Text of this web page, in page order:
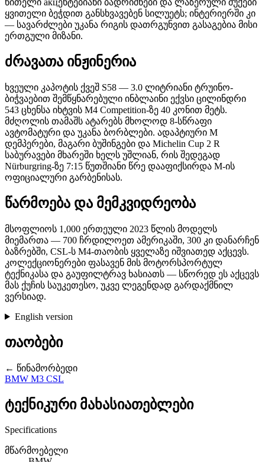
წითელი акцენტებიანი ბადრიშნები და ლაზერული შუქები
ყვითელი ბეჭდით განსხვავებენ სილუეტს; ინტერიერში კი
— სავარძლები უკანა რიგის დათრგუნვით გასაგებია მისი
ერთგული მიზანი.
ძრავათა ინჟინერია
ხვეული კაპოტის ქვეშ S58 — 3.0 ლიტრიანი ტრუინო-
ბიჭვაებით შემწყნარებული ინბლაინი ექვსი ცილინდრი
543 ცხენსა იხტვის M4 Competition-ზე 40 კონით მეტს.
მძღოლის თამაშს ატარებს მხოლოდ 8-სწრაფი
ავტომატური და უკანა ბორბლები. ადაპტიური M
დემპერები, მაგარი ბუშინგები და Michelin Cup 2 R
საბურავები მხარეში ხელს უშლიან, რის შედეგად
Nürburgring-ზე 7:15 წუთშიანი წრე დააფიქსირდა M-ის
ოფიციალური გარბენისას.
წარმოება და მემკვიდრეობა
მსოფლიოს 1,000 ერთეული 2023 წლის მოდელს
მიემართა — 700 ჩრდილოეთ ამერიკაში, 300 კი დანარჩენ
ბაზრებში, CSL-ს M4-თაობის ყველაზე იშვიათედ აქცევს.
კოლექციონერები ფასავენ მის მოტორსპორტულ
ტექნიკასა და გაუფილტრავ ხასიათს — სწორედ ეს აქცევს
მას ქუჩის საუკეთესო, უკვე ლეგენდად გარდაქმნილ
ვერსიად.
English version
თაობები
← წინამორბედი
BMW M3 CSL
ტექნიკური მახასიათებლები
Specifications
მწარმოებელი